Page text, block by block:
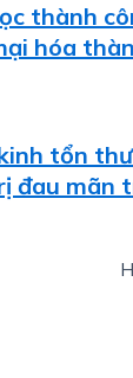
thành
hóa
tổn
đau mãn